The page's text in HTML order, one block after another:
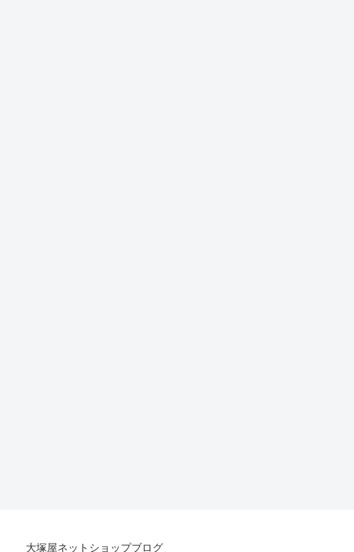
大塚屋ネットショップブログ